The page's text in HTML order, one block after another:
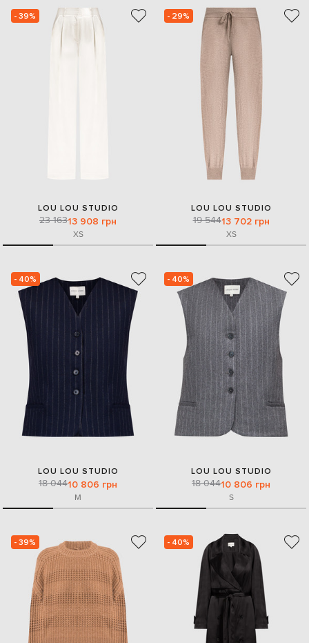
- 39%
LOU LOU STUDIO
23 16313 908 грн
XS
- 29%
LOU LOU STUDIO
19 54413 702 грн
XS
- 40%
LOU LOU STUDIO
18 04410 806 грн
M
- 40%
LOU LOU STUDIO
18 04410 806 грн
S
- 39% - 40%